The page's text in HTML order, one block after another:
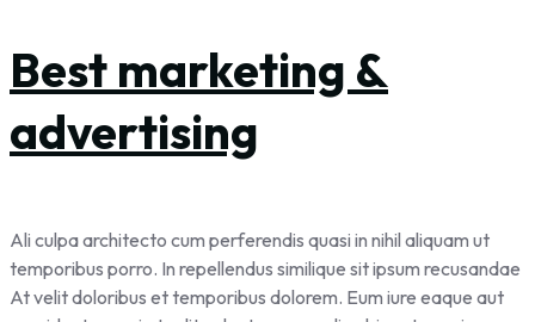
Best marketing &
advertising
Ali culpa architecto cum perferendis quasi in nihil aliquam ut
temporibus porro. In repellendus similique sit ipsum recusandae
At velit doloribus et temporibus dolorem. Eum iure eaque aut